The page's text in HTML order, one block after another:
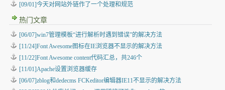
[09/01]今天对网站外链作了一个处理和规范
热门文章
[06/07]win7管理模板“进行解析时遇到错误”的解决方法
[11/24]Font Awesome图标在IE浏览器不显示的解决方法
[11/22]Font Awesome content代码汇总，共246个
[11/01]Apache设置浏览器缓存
[06/07]zblog和dedecms FCKeditor编辑器IE11不显示的解决方法